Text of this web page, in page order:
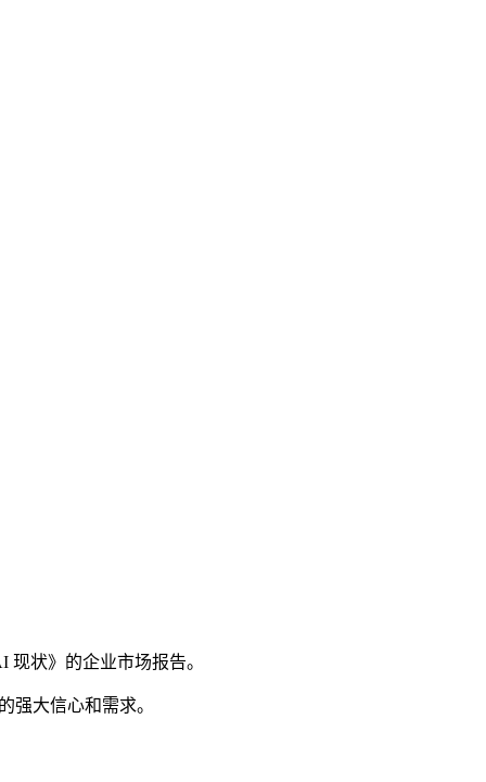
状》的企业市场报告。
大信心和需求。